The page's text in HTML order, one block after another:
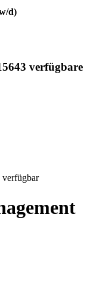
d)
verfügbare
verfügbar